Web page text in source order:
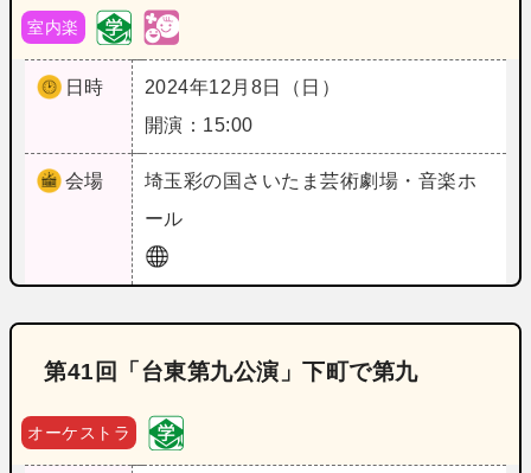
室内楽
日時
2024年12月8日（日）
開演：15:00
会場 埼玉彩の国さいたま芸術劇場・音楽ホ
ール
第41回「台東第九公演」下町で第九
オーケストラ